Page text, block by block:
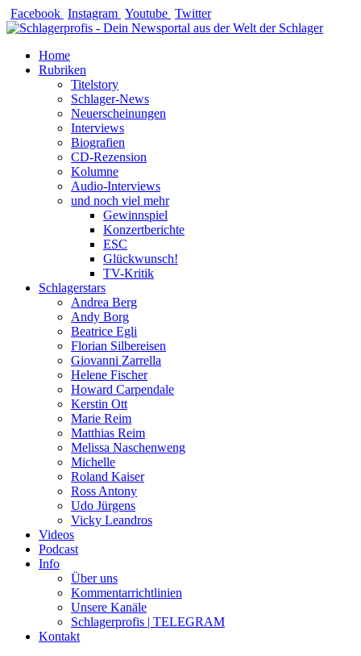
Zum
Inhalt
Facebook Instagram Youtube Twitter
Home
Rubriken
Titelstory
Schlager-News
Neuerscheinungen
Interviews
Biografien
CD-Rezension
Kolumne
Audio-Interviews
und noch viel mehr
Gewinnspiel
Konzertberichte
ESC
Glückwunsch!
TV-Kritik
Schlagerstars
Andrea Berg
Andy Borg
Beatrice Egli
Florian Silbereisen
Giovanni Zarrella
Helene Fischer
Howard Carpendale
Kerstin Ott
Marie Reim
Matthias Reim
Melissa Naschenweng
Michelle
Roland Kaiser
Ross Antony
Udo Jürgens
Vicky Leandros
Videos
Podcast
Info
Über uns
Kommentarrichtlinien
Unsere Kanäle
Schlagerprofis | TELEGRAM
Kontakt